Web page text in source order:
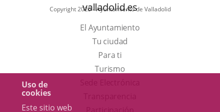
Uso de
cookies
Este sitio web
Copyright 2025 - Ayuntamiento de Valladolid
valladolid.es
El Ayuntamiento
Tu ciudad
Para ti
TurismoEste